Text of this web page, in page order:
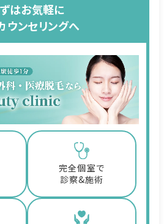
はお気軽に
ウンセリングへ
完全個室で
診察&施術